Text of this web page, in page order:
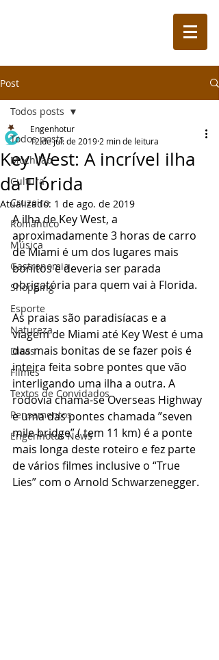
Post
Todos posts
Mochilão
Cultura
Cruzeiro
Romântico
Música
Gastronomia
Shopping
Esporte
Natureza
Dicas
Filmes
Textos de Convidados
Pensamentos
Engenhotur News
Todos posts
Key West: A incrível ilha
da Flórida
Engenhotur
12 de jul. de 2019 2 min de leitura
Atualizado: 1 de ago. de 2019
A ilha de Key West, a
aproximadamente 3 horas de carro
de Miami é um dos lugares mais
bonitos e deveria ser parada
obrigatória para quem vai à Florida.
As praias são paradisíacas e a
viagem de Miami até Key West é uma
das mais bonitas de se fazer pois é
inteira feita sobre pontes que vão
interligando uma ilha a outra. A
rodovia chama-se Overseas Highway
e uma das pontes chamada ”seven
mile bridge” ( tem 11 km) é a ponte
mais longa deste roteiro e fez parte
de vários filmes inclusive o “True
Lies” com o Arnold Schwarzenegger.